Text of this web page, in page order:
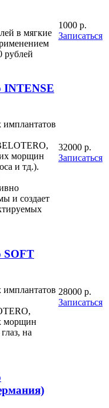
в мягкие
рублей
1000 р.
Записаться
INTENSE
имплантатов
морщин
и тд.).
и создает
32000 р.
Записаться
SOFT
имплантатов
морщин
на
28000 р.
Записаться